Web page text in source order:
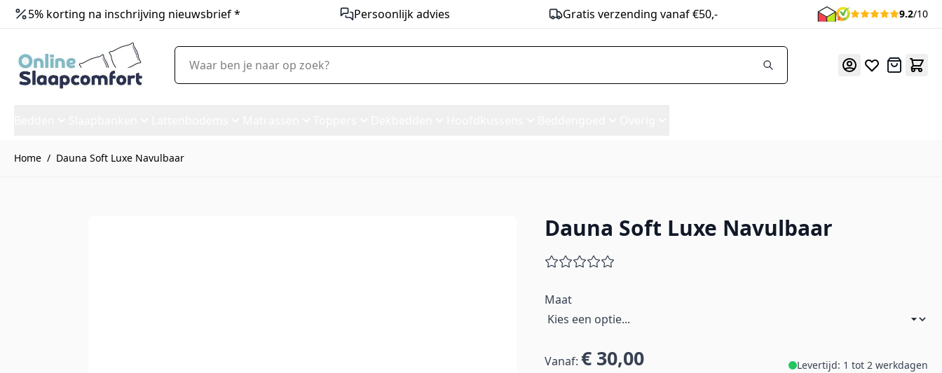
5% korting na inschrijving nieuwsbrief * Persoonlijk advies Gratis verzending vanaf €50,- 9.2/10
Offerte
Waar ben je naar op zoek?
Home / Dauna Soft Luxe Navulbaar
Dauna Soft Luxe Navulbaar
Maat
Vanaf:€ 30,00 Levertijd: 1 tot 2 werkdagen